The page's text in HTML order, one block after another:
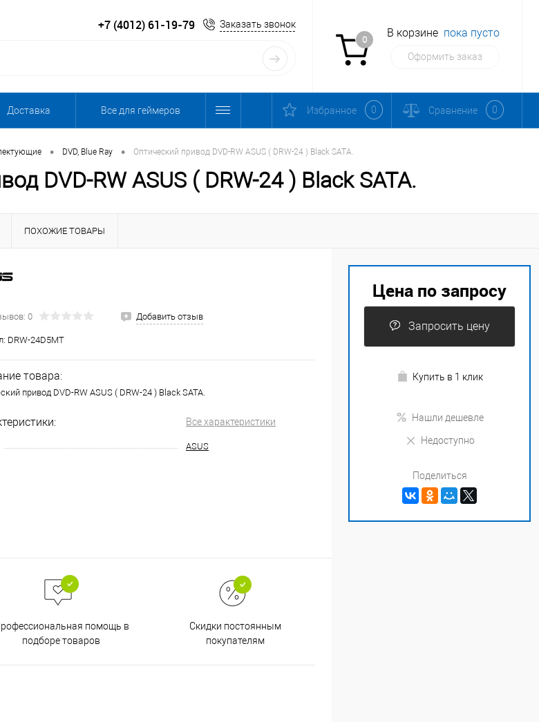
+7 (4012) 61-19-79 Заказать звонок
0
В корзине пока пусто
Оформить заказ
Доставка Все для геймеров Избранное 0 Сравнение 0
• DVD, Blue Ray • Оптический привод DVD-RW ASUS ( DRW-24 ) Black SATA.
DVD-RW ASUS ( DRW-24 ) Black SATA.
ПОХОЖИЕ ТОВАРЫ
0 Добавить отзыв
DRW-24D5MT
товара:
привод DVD-RW ASUS ( DRW-24 ) Black SATA.
Все характеристики
ASUS
помощь в
подборе товаров
Скидки постоянным
покупателям
Цена по запросу
Запросить цену
Купить в 1 клик
Нашли дешевле
Недоступно
Поделиться